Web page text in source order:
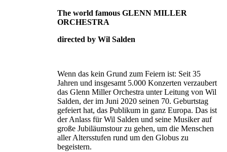
The world famous GLENN MILLER
ORCHESTRA
directed by Wil Salden
Wenn das kein Grund zum Feiern ist: Seit 35
Jahren und insgesamt 5.000 Konzerten verzaubert
das Glenn Miller Orchestra unter Leitung von Wil
Salden, der im Juni 2020 seinen 70. Geburtstag
gefeiert hat, das Publikum in ganz Europa. Das ist
der Anlass für Wil Salden und seine Musiker auf
große Jubiläumstour zu gehen, um die Menschen
aller Altersstufen rund um den Globus zu
begeistern.